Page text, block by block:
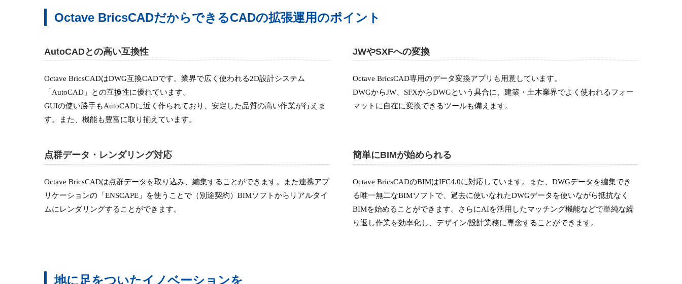
Octave BricsCADだからできるCADの拡張運用のポイント
AutoCADとの高い互換性
Octave BricsCADはDWG互換CADです。業界で広く使われる2D設計システム
「AutoCAD」との互換性に優れています。
GUIの使い勝手もAutoCADに近く作られており、安定した品質の高い作業が行えま
す。また、機能も豊富に取り揃えています。
JWやSXFへの変換
Octave BricsCAD専用のデータ変換アプリも用意しています。
DWGからJW、SFXからDWGという具合に、建築・土木業界でよく使われるフォー
マットに自在に変換できるツールも備えます。
点群データ・レンダリング対応
Octave BricsCADは点群データを取り込み、編集することができます。また連携アプ
リケーションの「ENSCAPE」を使うことで（別途契約）BIMソフトからリアルタイ
ムにレンダリングすることができます。
簡単にBIMが始められる
Octave BricsCADのBIMはIFC4.0に対応しています。また、DWGデータを編集でき
る唯一無二なBIMソフトで、過去に使いなれたDWGデータを使いながら抵抗なく
BIMを始めることができます。さらにAIを活用したマッチング機能などで単純な繰
り返し作業を効率化し、デザイン/設計業務に専念することができます。
地に足をついたイノベーションを